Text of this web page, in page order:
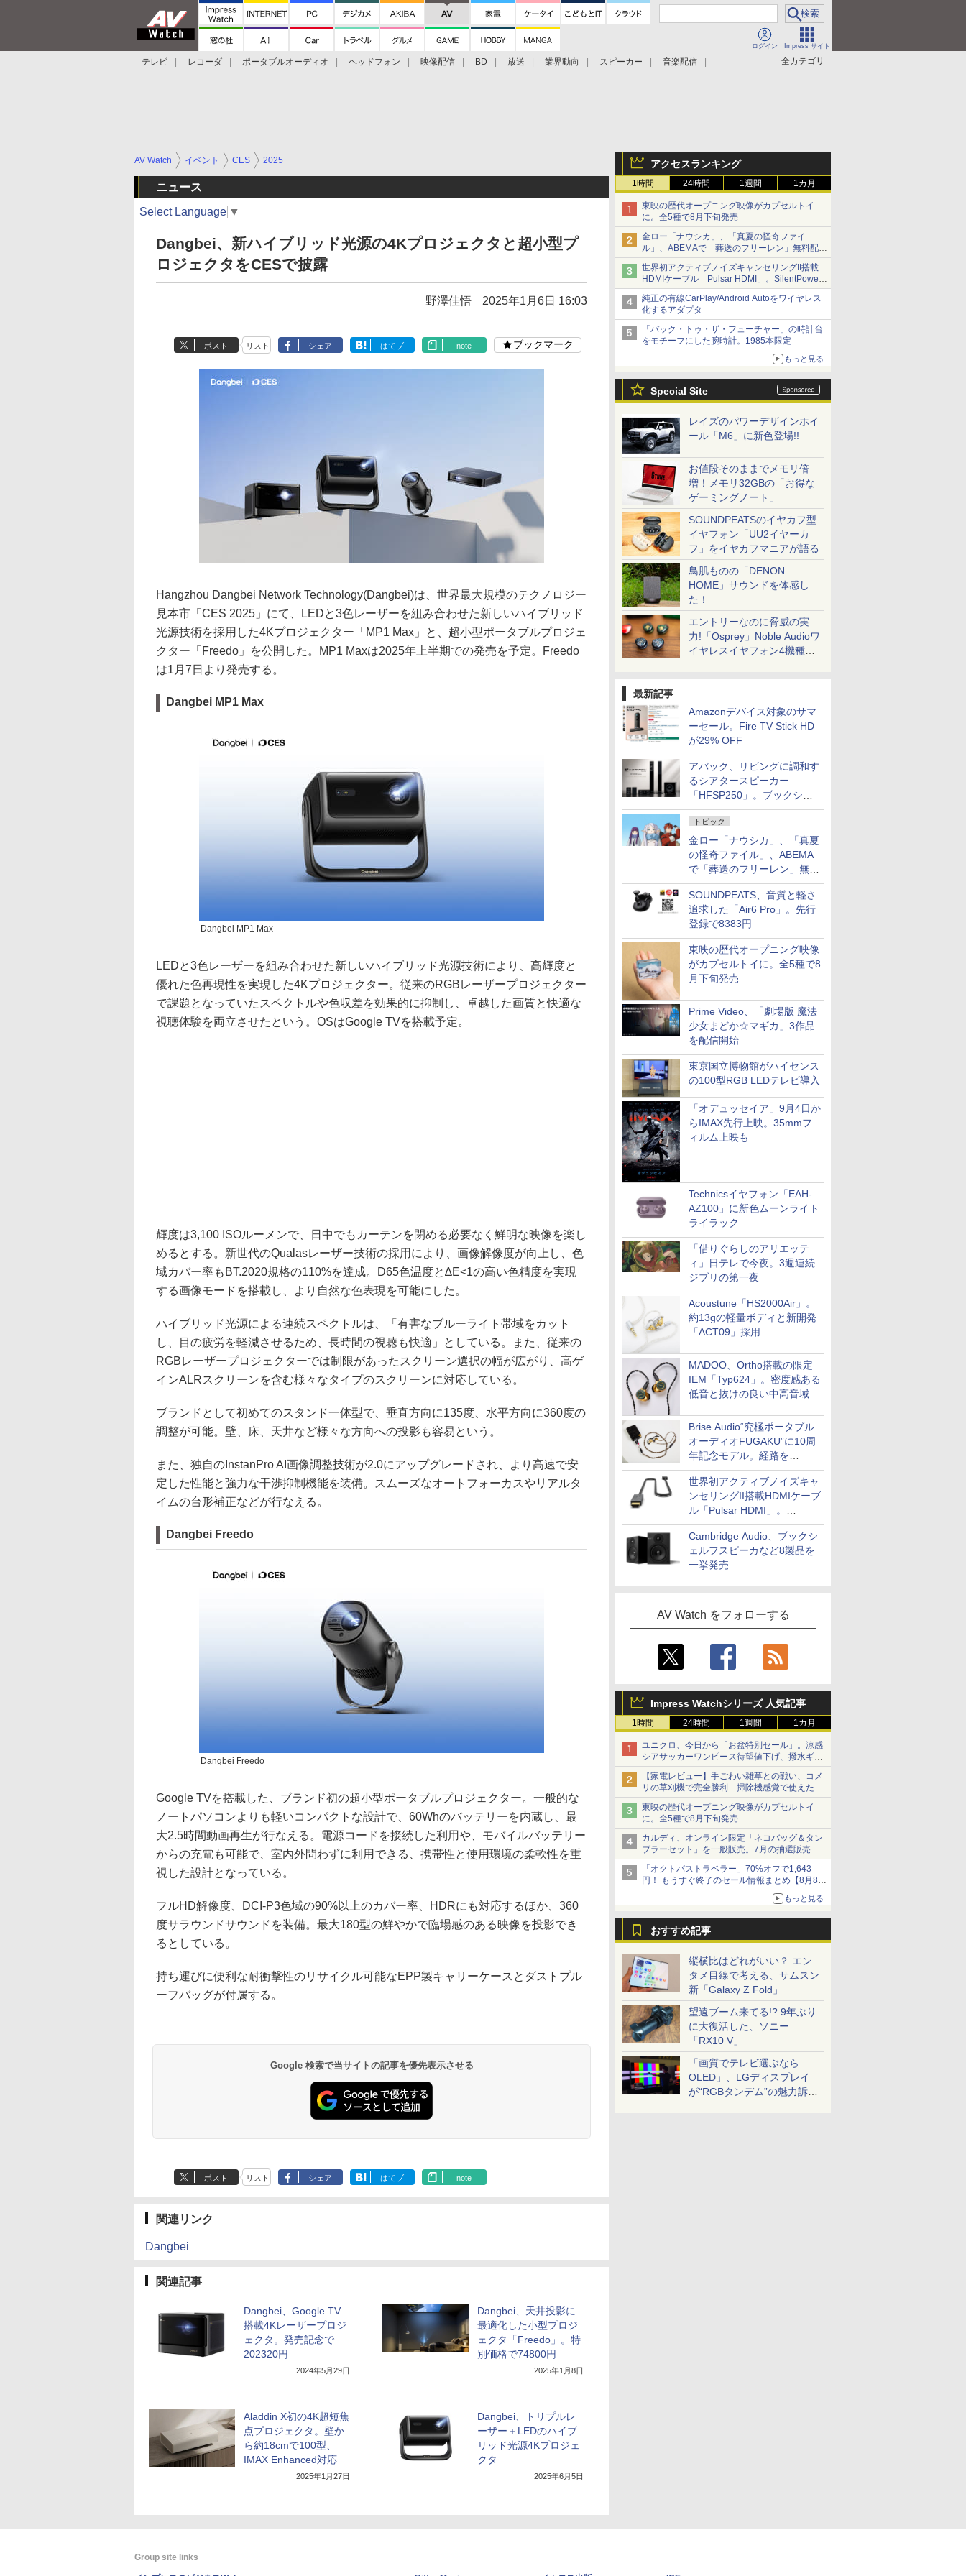
ログイン Impress サイト
全カテゴリ
テレビ レコーダ ポータブルオーディオ ヘッドフォン 映像配信 BD 放送 業界動向 スピーカー
音楽配信
アクセスランキング
1時間 24時間 1週間 1カ月
東映の歴代オープニング映像がカプセルトイ
に。全5種で8月下旬発売
金ロー「ナウシカ」、「真夏の怪奇ファイ
ル」、ABEMAで「葬送のフリーレン」無料配信
など。夏の特番・配信情報
世界初アクティブノイズキャンセリングII搭載
HDMIケーブル「Pulsar HDMI」。SilentPower
から
純正の有線CarPlay/Android Autoをワイヤレス
化するアダプタ
「バック・トゥ・ザ・フューチャー」の時計台
をモチーフにした腕時計。1985本限定
もっと見る
Special Site
レイズのパワーデザインホイ
ール「M6」に新色登場!!
お値段そのままでメモリ倍
増！メモリ32GBの「お得な
ゲーミングノート」
SOUNDPEATSのイヤカフ型
イヤフォン「UU2イヤーカ
フ」をイヤカフマニアが語る
鳥肌ものの「DENON
HOME」サウンドを体感し
た！
エントリーなのに脅威の実
力!「Osprey」Noble Audioワ
イヤレスイヤフォン4機種を
最新記事
Amazonデバイス対象のサマ
ーセール。Fire TV Stick HD
が29% OFF
アバック、リビングに調和す
るシアタースピーカー
「HFSP250」。ブックシェ
ルフはペア3万円以下
トピック
金ロー「ナウシカ」、「真夏
の怪奇ファイル」、ABEMA
で「葬送のフリーレン」無料
配信など。夏の特番・配信情
報
SOUNDPEATS、音質と軽さ
追求した「Air6 Pro」。先行
登録で8383円
東映の歴代オープニング映像
がカプセルトイに。全5種で8
月下旬発売
Prime Video、「劇場版 魔法
少女まどか☆マギカ」3作品
を配信開始
東京国立博物館がハイセンス
の100型RGB LEDテレビ導入
「オデュッセイア」9月4日か
らIMAX先行上映。35mmフ
ィルム上映も
Technicsイヤフォン「EAH-
AZ100」に新色ムーンライト
ライラック
「借りぐらしのアリエッテ
ィ」日テレで今夜。3週連続
ジブリの第一夜
Acoustune「HS2000Air」。
約13gの軽量ボディと新開発
「ACT09」採用
MADOO、Ortho搭載の限定
IEM「Typ624」。密度感ある
低音と抜けの良い中高音域
Brise Audio“究極ポータブル
オーディオFUGAKU”に10周
年記念モデル。経路を
NISHIKIで統一。400万円
世界初アクティブノイズキャ
ンセリングII搭載HDMIケーブ
ル「Pulsar HDMI」。
SilentPowerから
Cambridge Audio、ブックシ
ェルフスピーカなど8製品を
一挙発売
AV Watch をフォローする
Impress Watchシリーズ 人気記事
1時間 24時間 1週間 1カ月
ユニクロ、今日から「お盆特別セール」。涼感
シアサッカーワンピース待望値下げ、撥水ギア
ショーツは1990円に
【家電レビュー】手ごわい雑草との戦い、コメ
リの草刈機で完全勝利 掃除機感覚で使えた
東映の歴代オープニング映像がカプセルトイ
に。全5種で8月下旬発売
カルディ、オンライン限定「ネコバッグ＆タン
ブラーセット」を一般販売。7月の抽選販売の
当選無効分
「オクトパストラベラー」70%オフで1,643
円！ もうすぐ終了のセール情報まとめ【8月8日
ニンテンドーeショップでは「大神 絶景版」が
もっと見る
おすすめ記事
縦横比はどれがいい？ エン
タメ目線で考える、サムスン
新「Galaxy Z Fold」
望遠ブーム来てる!? 9年ぶり
に大復活した、ソニー
「RX10 V」
「画質でテレビ選ぶなら
OLED」、LGディスプレイ
が“RGBタンデム”の魅力訴
AV Watch イベント CES 2025
ニュース
Select Language ▼
Dangbei、新ハイブリッド光源の4Kプロジェクタと超小型プ
ロジェクタをCESで披露
野澤佳悟 2025年1月6日 16:03
ポスト リスト シェア はてブ note ブックマーク
Hangzhou Dangbei Network Technology(Dangbei)は、世界最大規模のテクノロジー
見本市「CES 2025」にて、LEDと3色レーザーを組み合わせた新しいハイブリッド
光源技術を採用した4Kプロジェクター「MP1 Max」と、超小型ポータブルプロジェ
クター「Freedo」を公開した。MP1 Maxは2025年上半期での発売を予定。Freedo
は1月7日より発売する。
Dangbei MP1 Max
Dangbei MP1 Max
LEDと3色レーザーを組み合わせた新しいハイブリッド光源技術により、高輝度と
優れた色再現性を実現した4Kプロジェクター。従来のRGBレーザープロジェクター
で課題となっていたスペクトルや色収差を効果的に抑制し、卓越した画質と快適な
視聴体験を両立させたという。OSはGoogle TVを搭載予定。
輝度は3,100 ISOルーメンで、日中でもカーテンを閉める必要なく鮮明な映像を楽し
めるとする。新世代のQualasレーザー技術の採用により、画像解像度が向上し、色
域カバー率もBT.2020規格の110%を達成。D65色温度と∆E<1の高い色精度を実現
する画像モードを搭載し、より自然な色表現を可能にした。
ハイブリッド光源による連続スペクトルは、「有害なブルーライト帯域をカット
し、目の疲労を軽減させるため、長時間の視聴も快適」としている。また、従来の
RGBレーザープロジェクターでは制限があったスクリーン選択の幅が広がり、高ゲ
インALRスクリーンを含む様々なタイプのスクリーンに対応している。
ブランドとして初めてのスタンド一体型で、垂直方向に135度、水平方向に360度の
調整が可能。壁、床、天井など様々な方向への投影も容易という。
また、独自のInstanPro AI画像調整技術が2.0にアップグレードされ、より高速で安
定した性能と強力な干渉抑制機能を装備。スムーズなオートフォーカスやリアルタ
イムの台形補正などが行なえる。
Dangbei Freedo
Dangbei Freedo
Google TVを搭載した、ブランド初の超小型ポータブルプロジェクター。一般的な
ノートパソコンよりも軽いコンパクトな設計で、60Whのバッテリーを内蔵し、最
大2.5時間動画再生が行なえる。電源コードを接続した利用や、モバイルバッテリー
からの充電も可能で、室内外問わずに利用できる、携帯性と使用環境の柔軟性を重
視した設計となっている。
フルHD解像度、DCI-P3色域の90%以上のカバー率、HDRにも対応するほか、360
度サラウンドサウンドを装備。最大180型の鮮やかで臨場感のある映像を投影でき
るとしている。
持ち運びに便利な耐衝撃性のリサイクル可能なEPP製キャリーケースとダストプル
ーフバッグが付属する。
Google 検索で当サイトの記事を優先表示させる
ポスト リスト シェア はてブ note
関連リンク
Dangbei
関連記事
Dangbei、Google TV
搭載4Kレーザープロジ
ェクタ。発売記念で
202320円
2024年5月29日
Dangbei、天井投影に
最適化した小型プロジ
ェクタ「Freedo」。特
別価格で74800円
2025年1月8日
Aladdin X初の4K超短焦
点プロジェクタ。壁か
ら約18cmで100型、
IMAX Enhanced対応
2025年1月27日
Dangbei、トリプルレ
ーザー＋LEDのハイブ
リッド光源4Kプロジェ
クタ
2025年6月5日
Group site links